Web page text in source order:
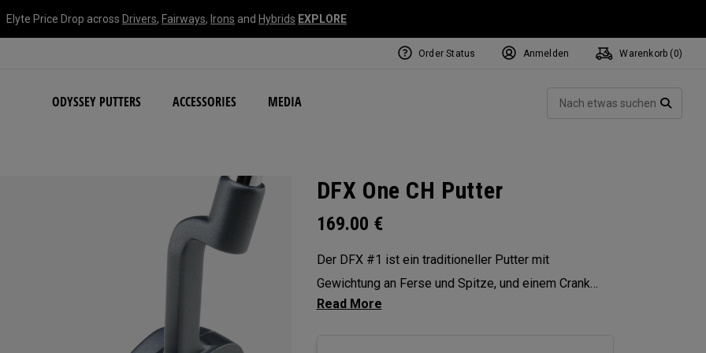
Elyte Price Drop across Drivers, Fairways, Irons and Hybrids EXPLORE
ODYSSEY PUTTERS ACCESSORIES MEDIA
NEW Damascus Milled Collection
Order Status Anmelden Warenkorb ( 0)
DFX One CH Putter
169.00 €
Der DFX #1 ist ein traditioneller Putter mit
Gewichtung an Ferse und Spitze, und einem Crank
Hosel das diesem Putter einen signifikanten Toe-